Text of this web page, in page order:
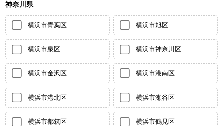
神奈川県
横浜市青葉区 横浜市旭区
横浜市泉区 横浜市神奈川区
横浜市金沢区 横浜市港南区
横浜市港北区 横浜市瀬谷区
横浜市都筑区 横浜市鶴見区